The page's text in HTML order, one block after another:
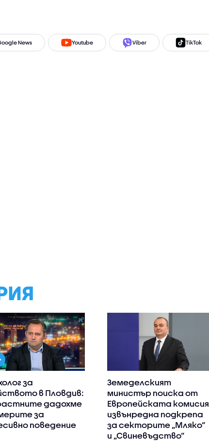
News Youtube Viber TikTok
за
в Пловдив:
дадохме
за
поведение
Земеделският
министър поиска от
Европейската комисия
извънредна подкрепа
за секторите „Мляко“
и „Свиневъдство“